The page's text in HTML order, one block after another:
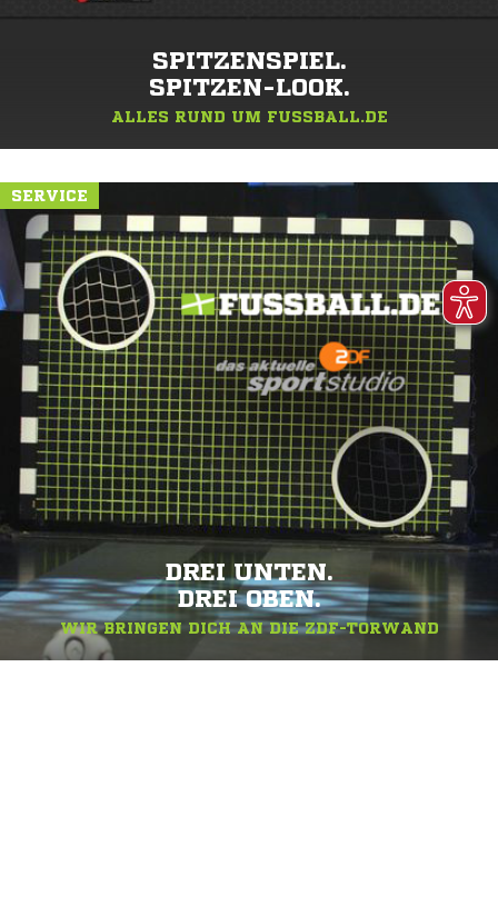
SPITZENSPIEL.
SPITZEN-LOOK.
ALLES RUND UM FUSSBALL.DE
SERVICE
DREI UNTEN.
DREI OBEN.
WIR BRINGEN DICH AN DIE ZDF-TORWAND